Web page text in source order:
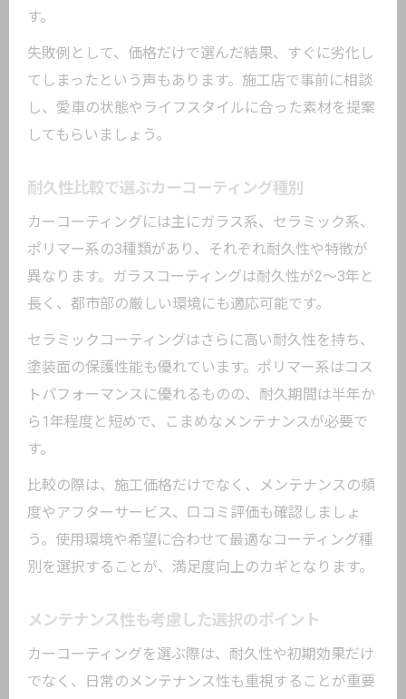
す。
失敗例として、価格だけで選んだ結果、すぐに劣化し
てしまったという声もあります。施工店で事前に相談
し、愛車の状態やライフスタイルに合った素材を提案
してもらいましょう。
耐久性比較で選ぶカーコーティング種別
カーコーティングには主にガラス系、セラミック系、
ポリマー系の3種類があり、それぞれ耐久性や特徴が
異なります。ガラスコーティングは耐久性が2～3年と
長く、都市部の厳しい環境にも適応可能です。
セラミックコーティングはさらに高い耐久性を持ち、
塗装面の保護性能も優れています。ポリマー系はコス
トパフォーマンスに優れるものの、耐久期間は半年か
ら1年程度と短めで、こまめなメンテナンスが必要で
す。
比較の際は、施工価格だけでなく、メンテナンスの頻
度やアフターサービス、口コミ評価も確認しましょ
う。使用環境や希望に合わせて最適なコーティング種
別を選択することが、満足度向上のカギとなります。
メンテナンス性も考慮した選択のポイント
カーコーティングを選ぶ際は、耐久性や初期効果だけ
でなく、日常のメンテナンス性も重視することが重要